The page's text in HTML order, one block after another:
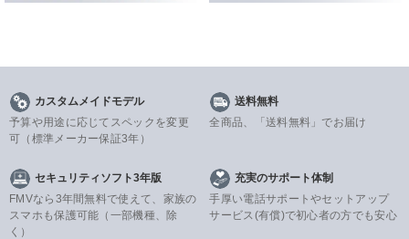
カスタムメイドモデル
予算や用途に応じてスペックを変更
可 （標準メーカー保証3年）
送料無料
全商品、「送料無料」でお届け
セキュリティソフト3年版
FMVなら3年間無料で使えて、家族の
スマホも保護可能（一部機種、除
く）
充実のサポート体制
手厚い電話サポートやセットアップ
サービス(有償)で初心者の方でも安心